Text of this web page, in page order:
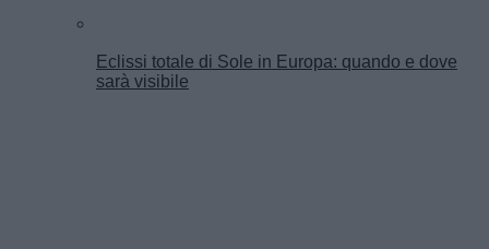
Eclissi totale di Sole in Europa: quando e dove
sarà visibile